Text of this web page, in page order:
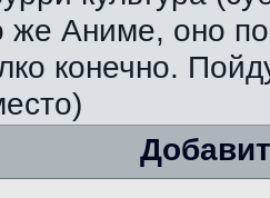
же Аниме, оно
конечно.